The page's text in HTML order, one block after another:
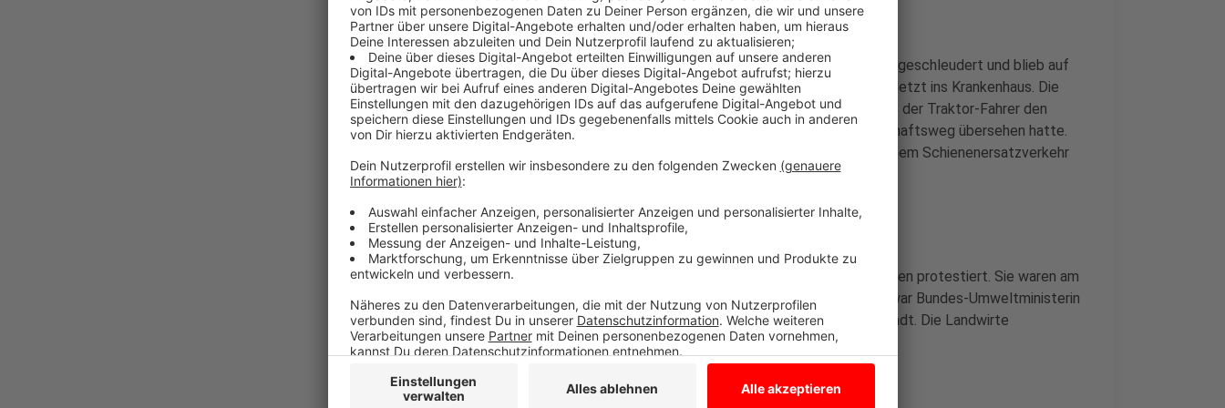
Der Zug der Eurobahn erfasste den Traktor. Er wurde auf ein Feld geschleudert und blieb auf
der Seite liegen. Der Traktor-Fahrer und sein Mitfahrer kamen verletzt ins Krankenhaus. Die
Lokführerin bekam einen Schock. Die Polizei geht davon aus, dass der Traktor-Fahrer den
heranfahrenden Zug beim Abbiegen von der B64 auf einen Wirtschaftsweg übersehen hatte.
Auf der B64 bildeten sich Staus. Die Bahnfahrgäste fuhren mit einem Schienenersatzverkehr
weiter.
Anzeige
Zuvor hatten hunderte Landwirte aus der Region mit ihren Traktoren protestiert. Sie waren am
Samstagnachmittag in fünf Konvois nach Telgte gefahren. Dort war Bundes-Umweltministerin
Schulze aus Münster Gastrednerin beim Neujahrsempfang der Stadt. Die Landwirte
demonstrierten gegen die Agrarpolitik der Bundesregierung.